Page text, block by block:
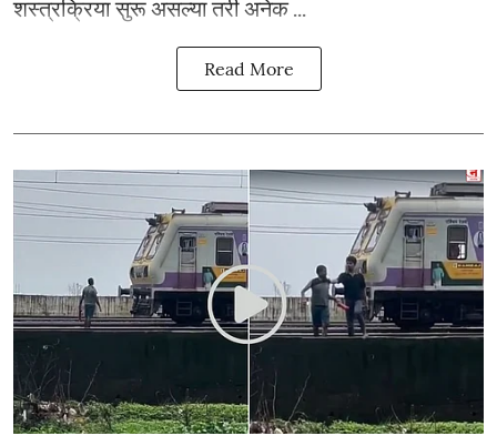
शस्त्रक्रिया सुरू असल्या तरी अनेक ...
Read More